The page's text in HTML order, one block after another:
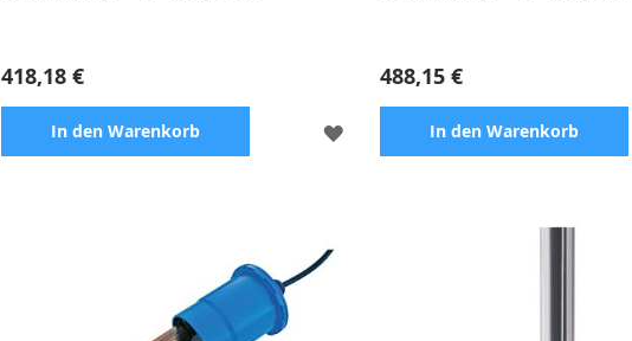
418,18 €
In den Warenkorb
ZUR
mit hoher Wirksamkeit und kontinuierlicher
488,15 €
In den Warenkorb
Set für die chlorfreie